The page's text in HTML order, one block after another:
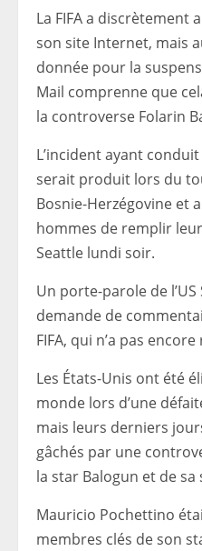
La FIFA a discrètement
son site Internet, mais
donnée pour la
Mail comprenne que
la controverse Folarin
L’incident ayant
serait produit lors du
Bosnie-Herzégovine et
hommes de remplir
Seattle lundi soir.
Un porte-parole de
demande de
FIFA, qui n’a pas
Les États-Unis ont été
monde lors d’une
mais leurs derniers
gâchés par une
la star Balogun et de sa
Mauricio Pochettino
membres clés de son